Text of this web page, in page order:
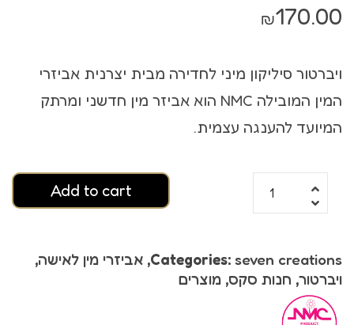
₪170.00
ויברטור סיליקון מיני לחדירה מבית יצרנית אביזרי
המין המובילה NMC הוא אביזר מין חדשני ומרתק
המיועד להענגה עצמית.
Add to cart
Categories: seven creations
, אביזרי מין לאישה,
ויברטור, חנות סקס, מוצרים